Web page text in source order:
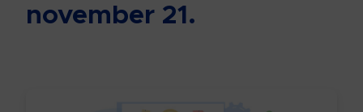
november 21.